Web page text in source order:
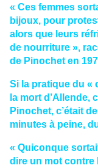
« Ces femmes
bijoux, pour
alors que leurs
de nourriture »,
de Pinochet en
Si la pratique du «
la mort d’Allende,
Pinochet, c’était
minutes à peine,
« Quiconque
dire un mot contre